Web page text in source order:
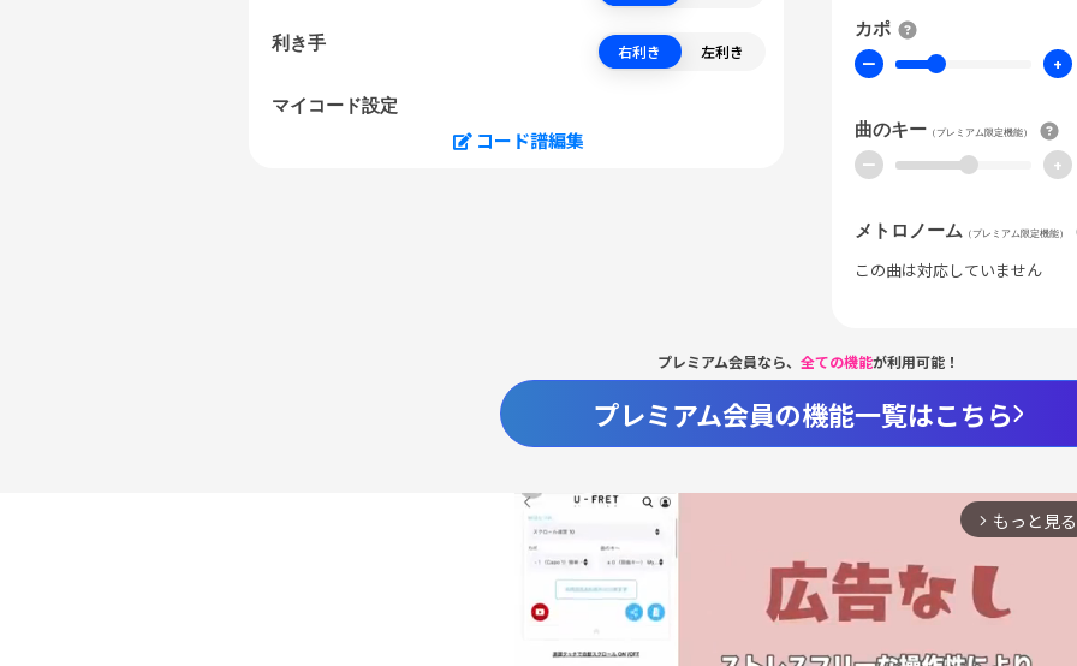
利き手 右利き 左利き
マイコード設定
コード譜編集
カポ
ー +
曲のキー （プレミアム限定機能）
ー +
メトロノーム （プレミアム限定機能）
この曲は対応していません
プレミアム会員なら、 全ての機能が利用可能！
プレミアム会員の機能一覧はこちら
arrow_forward_ios もっと見る